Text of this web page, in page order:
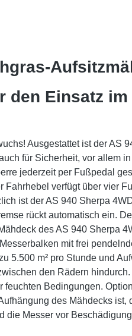
Einsatz
Ausgestattet ist der AS
für Sicherheit, vor allem
jederzeit per Fußpedal
verfügt über vier
ist der AS 940 Sherpa
rückt automatisch ein.
des AS 940 Sherpa
mit frei
m² pro Stunde und
den Rädern
Bedingungen.
des Mähdecks
Messer vor